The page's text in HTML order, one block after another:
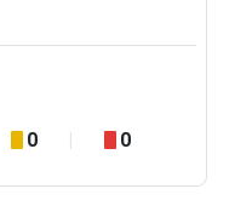
0 0